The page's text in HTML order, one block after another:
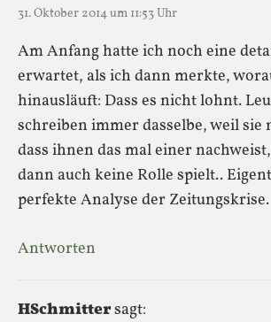
31. Oktober 2014 um 11:53 Uhr
Am Anfang hatte ich noch eine
erwartet, als ich dann merkte,
hinausläuft: Dass es nicht lohnt.
schreiben immer dasselbe, weil sie
dass ihnen das mal einer
dann auch keine Rolle spielt..
perfekte Analyse der Zeitungskrise.
Antworten
HSchmittersagt: